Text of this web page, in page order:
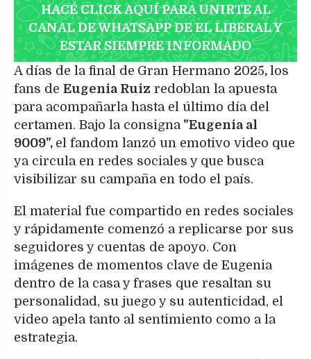
HACÉ CLICK AQUÍ PARA UNIRTE AL
CANAL DE WHATSAPP DE EL LIBERAL Y
ESTAR SIEMPRE INFORMADO
A días de la final de Gran Hermano 2025, los
fans de Eugenia Ruiz redoblan la apuesta
para acompañarla hasta el último día del
certamen. Bajo la consigna"Eugenia al
9009", el fandom lanzó un emotivo video que
ya circula en redes sociales y que busca
visibilizar su campaña en todo el país.
El material fue compartido en redes sociales
y rápidamente comenzó a replicarse por sus
seguidores y cuentas de apoyo. Con
imágenes de momentos clave de Eugenia
dentro de la casa y frases que resaltan su
personalidad, su juego y su autenticidad, el
video apela tanto al sentimiento como a la
estrategia.